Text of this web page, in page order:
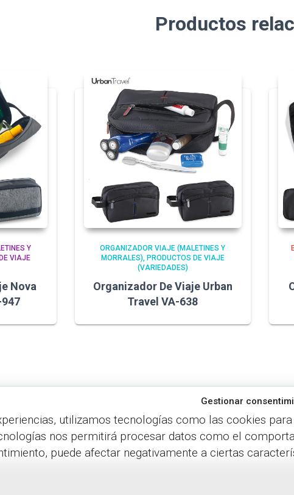
Gestionar
utilizamos tecnologías como las cookies
nos permitirá procesar datos como el
puede afectar negativamente a ciertas
Productos
Y
VIAJE
Nova
ORGANIZADOR VIAJE (MALETINES Y
MORRALES) PRODUCTOS DE VIAJE
(VARIEDADES)
Organizador De Viaje Urban
Travel VA-638